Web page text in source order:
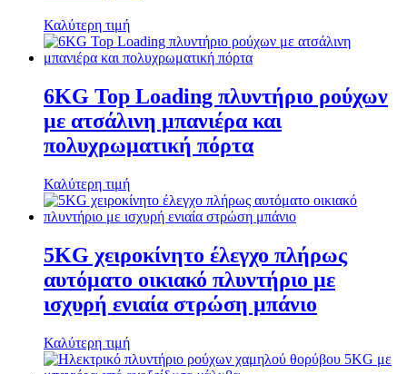
Καλύτερη τιμή
6KG Top Loading πλυντήριο ρούχων
με ατσάλινη μπανιέρα και
πολυχρωματική πόρτα
Καλύτερη τιμή
5KG χειροκίνητο έλεγχο πλήρως
αυτόματο οικιακό πλυντήριο με
ισχυρή ενιαία στρώση μπάνιο
Καλύτερη τιμή